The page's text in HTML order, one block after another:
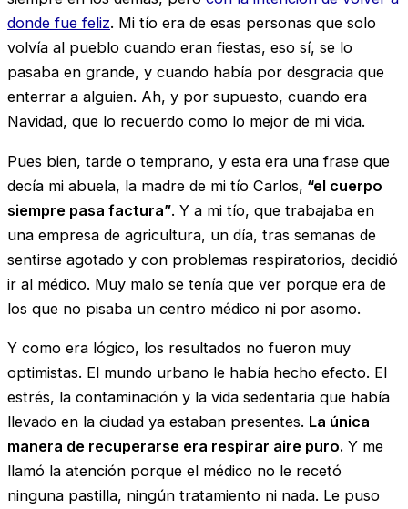
donde fue feliz. Mi tío era de esas personas que solo
volvía al pueblo cuando eran fiestas, eso sí, se lo
pasaba en grande, y cuando había por desgracia que
enterrar a alguien. Ah, y por supuesto, cuando era
Navidad, que lo recuerdo como lo mejor de mi vida.
Pues bien, tarde o temprano, y esta era una frase que
decía mi abuela, la madre de mi tío Carlos, “el cuerpo
siempre pasa factura”. Y a mi tío, que trabajaba en
una empresa de agricultura, un día, tras semanas de
sentirse agotado y con problemas respiratorios, decidió
ir al médico. Muy malo se tenía que ver porque era de
los que no pisaba un centro médico ni por asomo.
Y como era lógico, los resultados no fueron muy
optimistas. El mundo urbano le había hecho efecto. El
estrés, la contaminación y la vida sedentaria que había
llevado en la ciudad ya estaban presentes. La única
manera de recuperarse era respirar aire puro. Y me
llamó la atención porque el médico no le recetó
ninguna pastilla, ningún tratamiento ni nada. Le puso